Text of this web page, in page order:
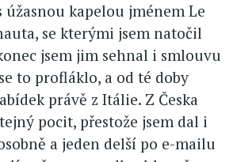
úžasnou kapelou jménem Le
se kterými jsem natočil
jsem jim sehnal i smlouvu
to profláklo, a od té doby
právě z Itálie. Z Česka
pocit, přestože jsem dal i
a jeden delší po e-mailu